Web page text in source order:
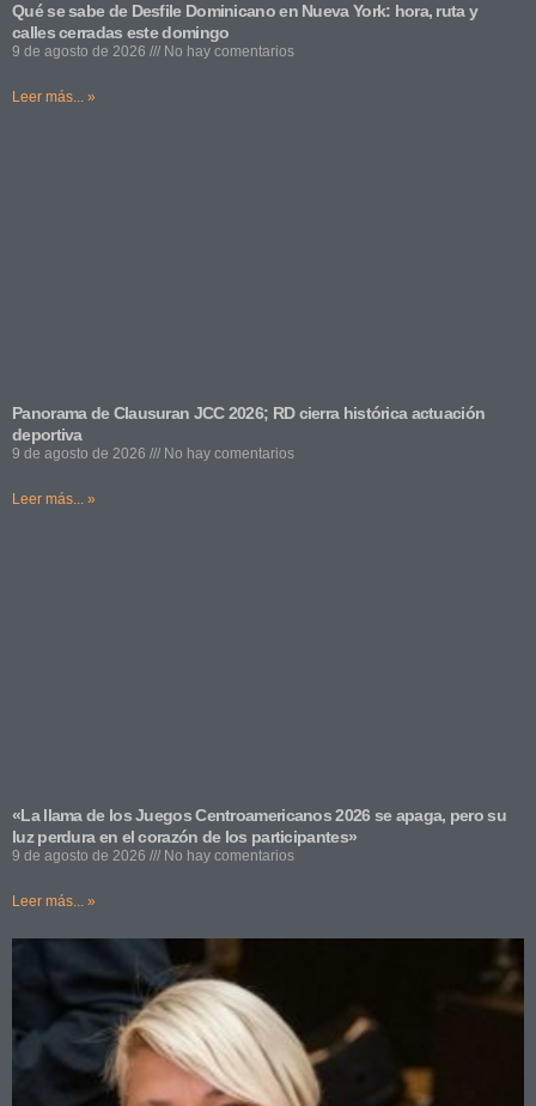
Qué se sabe de Desfile Dominicano en Nueva York: hora, ruta y
calles cerradas este domingo
9 de agosto de 2026 No hay comentarios
Leer más... »
Panorama de Clausuran JCC 2026; RD cierra histórica actuación
deportiva
9 de agosto de 2026 No hay comentarios
Leer más... »
«La llama de los Juegos Centroamericanos 2026 se apaga, pero su
luz perdura en el corazón de los participantes»
9 de agosto de 2026 No hay comentarios
Leer más... »